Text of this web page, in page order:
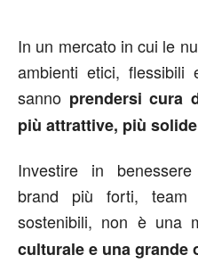
In un mercato in cui le
ambienti etici,
sanno prendersi cura
più attrattive, più
Investire in
brand più forti, team
sostenibili, non è una
culturale e una grande